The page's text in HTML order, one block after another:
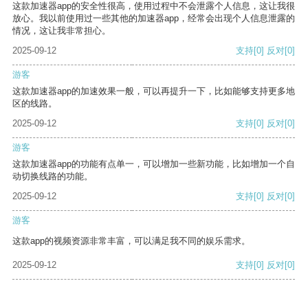
这款加速器app的安全性很高，使用过程中不会泄露个人信息，这让我很
放心。我以前使用过一些其他的加速器app，经常会出现个人信息泄露的
情况，这让我非常担心。
2025-09-12
支持[0] 反对[0]
游客
这款加速器app的加速效果一般，可以再提升一下，比如能够支持更多地
区的线路。
2025-09-12
支持[0] 反对[0]
游客
这款加速器app的功能有点单一，可以增加一些新功能，比如增加一个自
动切换线路的功能。
2025-09-12
支持[0] 反对[0]
游客
这款app的视频资源非常丰富，可以满足我不同的娱乐需求。
2025-09-12 支持[0] 反对[0]